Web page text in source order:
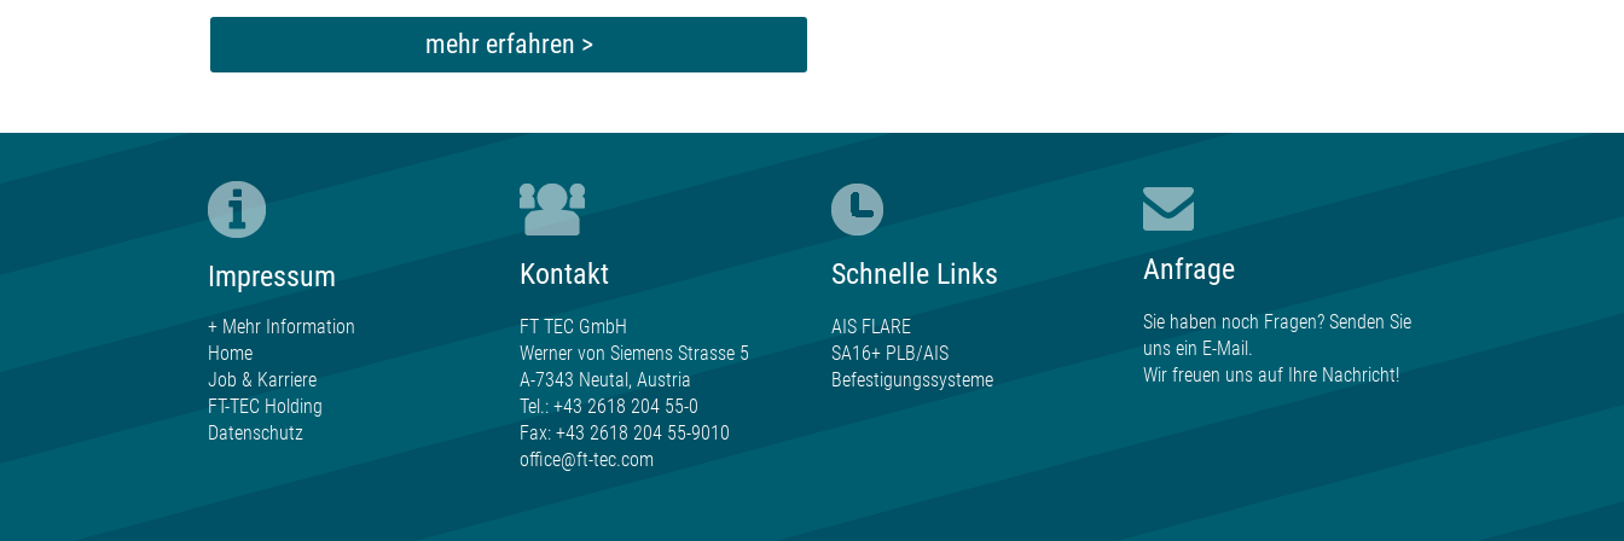
mehr erfahren >
Impressum
+ Mehr Information
Home
Job & Karriere
FT-TEC Holding
Datenschutz
Kontakt
FT TEC GmbH
Werner von Siemens Strasse 5
A-7343 Neutal, Austria
Tel.: +43 2618 204 55-0
Fax: +43 2618 204 55-9010
office@ft-tec.com
Schnelle Links
AIS FLARE
SA16+ PLB/AIS
Befestigungssysteme
Anfrage
Sie haben noch Fragen? Senden Sie
uns ein E-Mail.
Wir freuen uns auf Ihre Nachricht!